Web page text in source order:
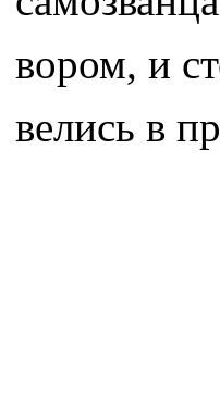
вором, и
велись в